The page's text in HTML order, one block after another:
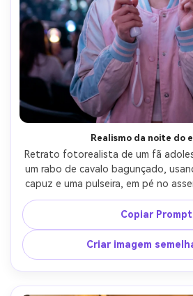
Realismo da noite do
Retrato fotorealista de um fã
um rabo de cavalo bagunçado,
capuz e uma pulseira, em pé no
o palco muito atrás como bokeh
de LED legal e ocasionais
135mm f/1.8, cabeça e ombros
brilhantes, sombras naturais,
foco nítido, alta
Copiar Prompt
Criar imagem